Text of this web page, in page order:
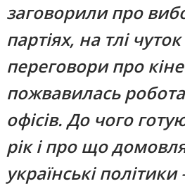
заговорили про
партіях, на тлі
переговори про
пожвавилась
офісів. До чого
рік і про що
українські політики